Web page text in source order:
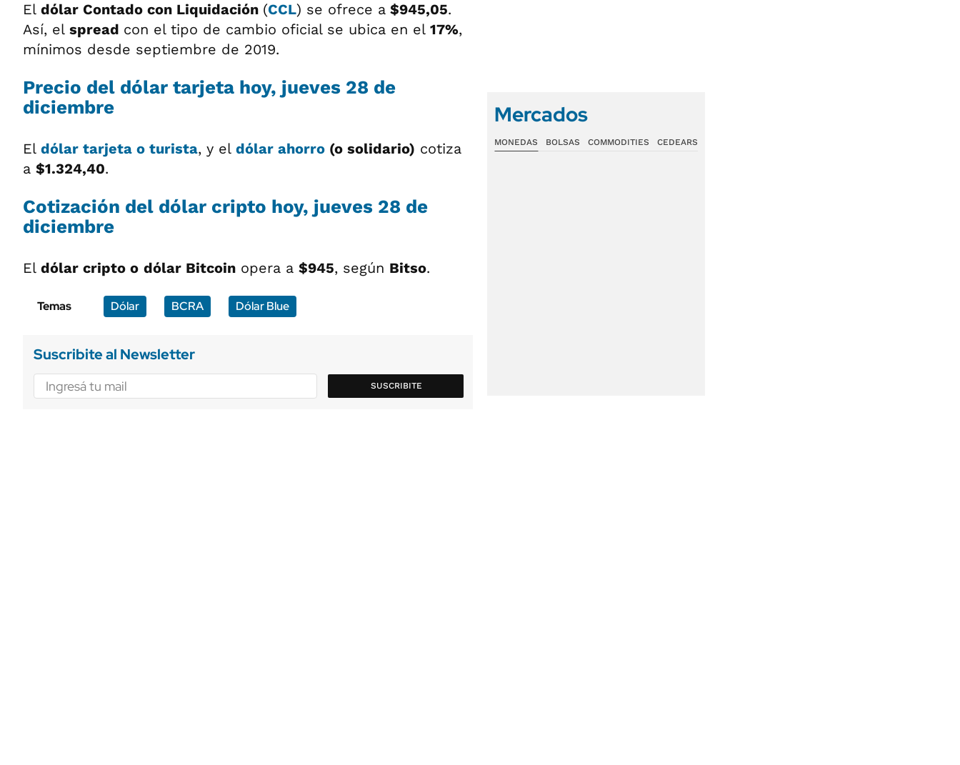
El dólar Contado con Liquidación (CCL) se ofrece a $945,05.
Así, el spread con el tipo de cambio oficial se ubica en el 17%,
mínimos desde septiembre de 2019.
Precio del dólar tarjeta hoy, jueves 28 de
diciembre
El dólar tarjeta o turista, y el dólar ahorro (o solidario) cotiza
a $1.324,40.
Cotización del dólar cripto hoy, jueves 28 de
diciembre
El dólar cripto o dólar Bitcoin opera a $945, según Bitso.
Temas Dólar BCRA Dólar Blue
Suscribite al Newsletter
SUSCRIBITE
Mercados
MONEDAS BOLSAS COMMODITIES CEDEARS